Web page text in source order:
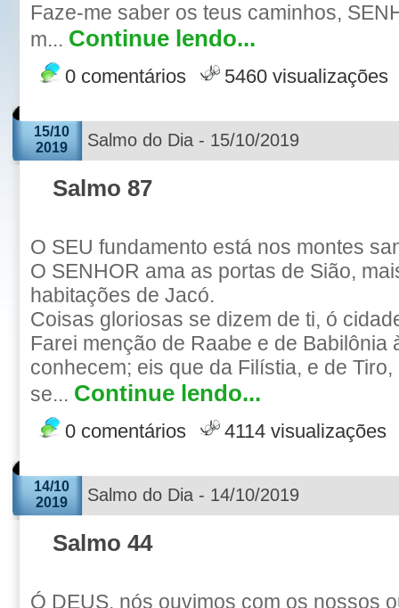
Faze-me saber os teus caminhos,
m... Continue lendo...
0 comentários 5460 visualizações
15/10
2019
Salmo do Dia - 15/10/2019
Salmo 87
O SEU fundamento está nos montes
O SENHOR ama as portas de Sião,
habitações de Jacó.
Coisas gloriosas se dizem de ti, ó
Farei menção de Raabe e de Babilônia
conhecem; eis que da Filístia, e de Tiro,
se... Continue lendo...
0 comentários 4114 visualizações
14/10
2019
Salmo do Dia - 14/10/2019
Salmo 44
Ó DEUS, nós ouvimos com os nossos